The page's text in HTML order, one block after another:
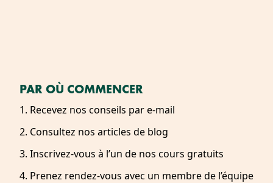
PAR OÙ COMMENCER
1. Recevez nos conseils par e-mail
2. Consultez nos articles de blog
3. Inscrivez-vous à l’un de nos cours gratuits
4. Prenez rendez-vous avec un membre de l’équipe